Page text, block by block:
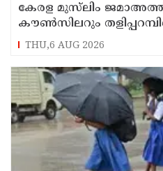
കേരള മുസ്‌ലിം
കൗൺസിലറും
പ്രവർത്തകനുമായ ബി എ
നിര്യാതനായി
THU,6 AUG 2026